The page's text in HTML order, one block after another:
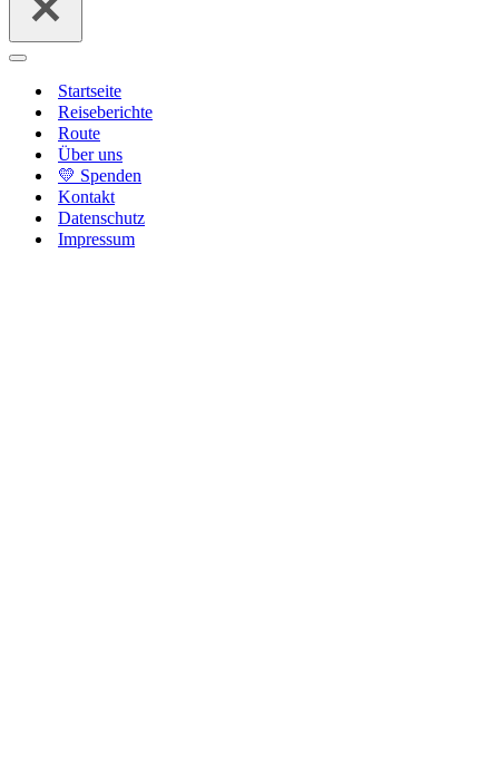
Navigationsmenü
Startseite
Reiseberichte
Route
Über uns
💛 Spenden
Kontakt
Datenschutz
Impressum